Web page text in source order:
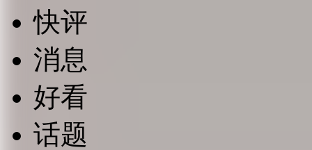
快评
消息
好看
话题